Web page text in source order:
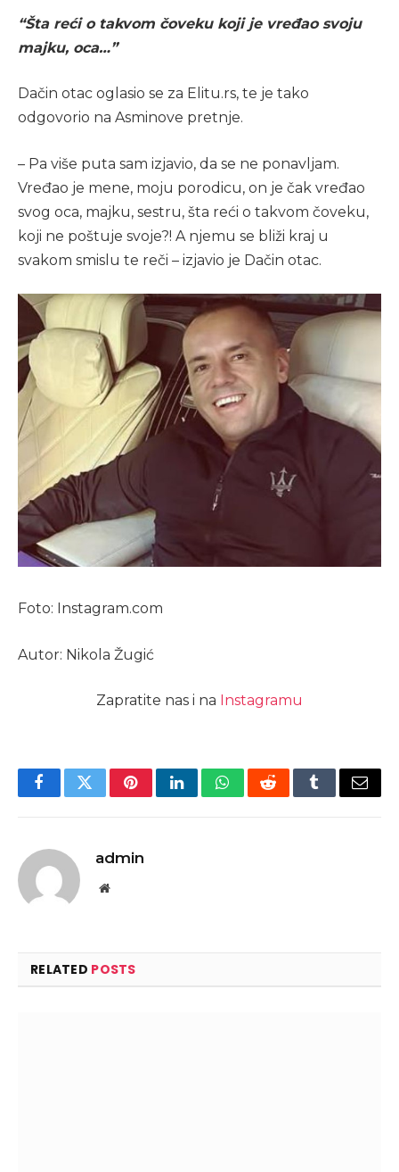
“Šta reći o takvom čoveku koji je vređao svoju
majku, oca…”
Dačin otac oglasio se za Elitu.rs, te je tako
odgovorio na Asminove pretnje.
– Pa više puta sam izjavio, da se ne ponavljam.
Vređao je mene, moju porodicu, on je čak vređao
svog oca, majku, sestru, šta reći o takvom čoveku,
koji ne poštuje svoje?! A njemu se bliži kraj u
svakom smislu te reči – izjavio je Dačin otac.
Foto: Instagram.com
Autor: Nikola Žugić
Zapratite nas i na Instagramu
FacebookTwitterPinterestLinkedInWhatsAppRedditTumblrEmail
admin
Website
RELATED POSTS